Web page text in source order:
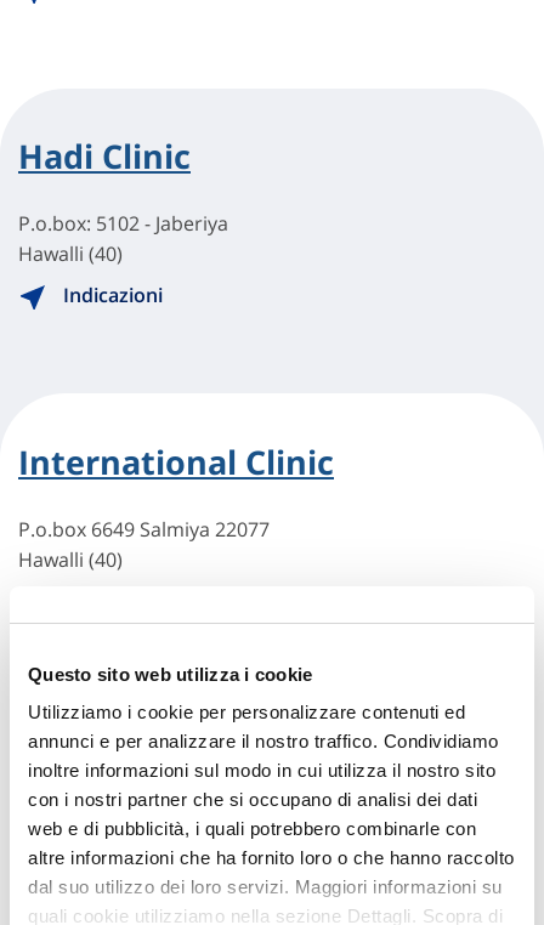
Questo sito web utilizza i cookie
Utilizziamo i cookie per personalizzare contenuti ed
annunci e per analizzare il nostro traffico. Condividiamo
inoltre informazioni sul modo in cui utilizza il nostro sito
con i nostri partner che si occupano di analisi dei dati
web e di pubblicità, i quali potrebbero combinarle con
altre informazioni che ha fornito loro o che hanno raccolto
dal suo utilizzo dei loro servizi. Maggiori informazioni su
quali cookie utilizziamo nella sezione Dettagli. Scopra di
Hadi Clinic
P.o.box: 5102 - Jaberiya
Hawalli (40)
Indicazioni
International Clinic
P.o.box 6649 Salmiya 22077
Hawalli (40)
Hai bisogno di